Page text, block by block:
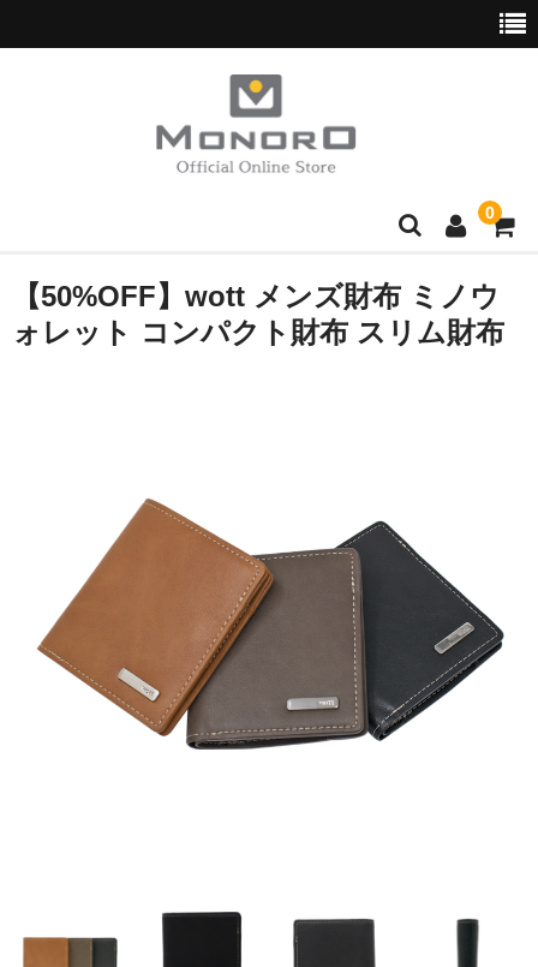
0
ブランド別
Hush Puppies
CAPTAIN STAG
UNITED COLORS OF BENETTON
Coloregalo
Rubacuori
ボディ
【50%OFF】wott メンズ財布 ミノウ
ォレット コンパクト財布 スリム財布